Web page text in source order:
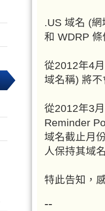
.US 域名 (網
和 WDRP 條
從2012年4
域名稱) 將
從2012年3
Reminder
域名截止月
人保持其域
特此告知，
--